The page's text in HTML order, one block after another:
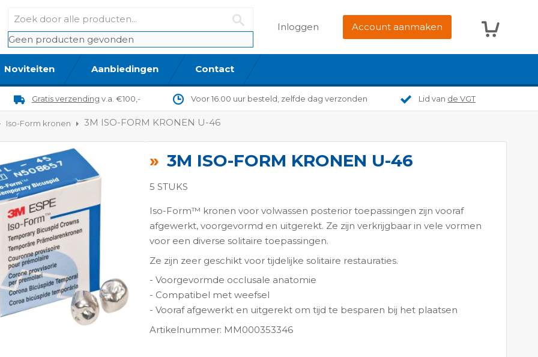
Geen producten gevonden
Inloggen Account aanmaken
Noviteiten Aanbiedingen Contact
Gratis verzending v.a. €100,- Voor 16.00 uur besteld, zelfde dag verzonden Lid van de VGT
Iso-Form kronen 3M ISO-FORM KRONEN U-46
3M ISO-FORM KRONEN U-46
5 STUKS
Iso-Form™ kronen voor volwassen posterior toepassingen zijn vooraf
afgewerkt, voorgevormd en uitgerekt. Ze zijn verkrijgbaar in vele vormen
voor een diverse solitaire toepassingen.
Ze zijn zeer geschikt voor tijdelijke solitaire restauraties.
- Voorgevormde occlusale anatomie
- Compatibel met weefsel
- Vooraf afgewerkt en uitgerekt om tijd te besparen bij het plaatsen
Artikelnummer: MM000353346